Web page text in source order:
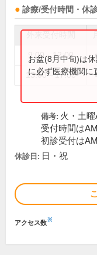
診療/受付時間・休
9:00～12:00
13:00～17:00
お盆(8月中旬)は
に必ず医療機関に
備考: 火・土
受付時間は
初診受付は
休診日: 日・祝
アクセス数※